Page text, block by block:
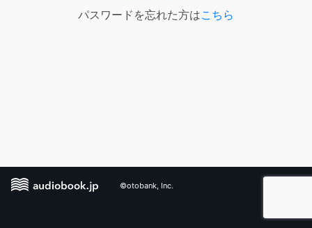
パスワードを忘れた方はこちら
©otobank, Inc.